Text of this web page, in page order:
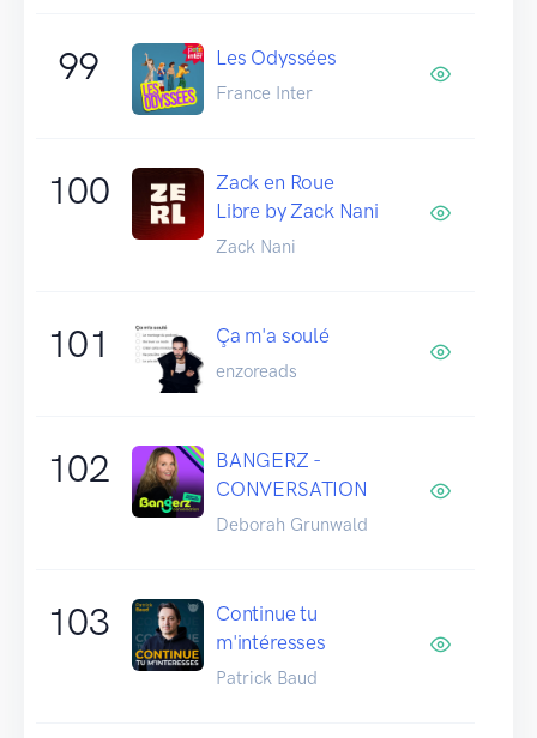
99 Les Odyssées
France Inter
100
Zack en Roue
Libre by Zack Nani
Zack Nani
101 Ça m'a soulé
enzoreads
102
BANGERZ -
CONVERSATION
Deborah Grunwald
103
Continue tu
m'intéresses
Patrick Baud